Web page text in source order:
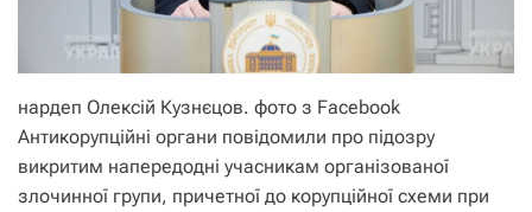
нардеп Олексій Кузнєцов. фото з Facebook
Антикорупційні органи повідомили про підозру
викритим напередодні учасникам організованої
злочинної групи, причетної до корупційної схеми при